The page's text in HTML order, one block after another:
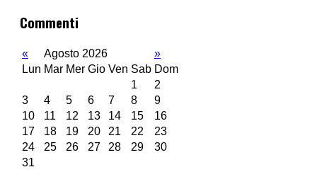
Commenti
« Agosto 2026
»
Lun Mar Mer Gio Ven Sab Dom
1
2
3
4 5 6 7 8
9
10
11 12 13 14 15
16
17
18 19 20 21 22
23
24
25 26 27 28 29
30
31